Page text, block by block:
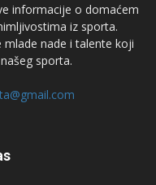
informacije o domaćem
iz sporta.
nade i talente koji
sporta.